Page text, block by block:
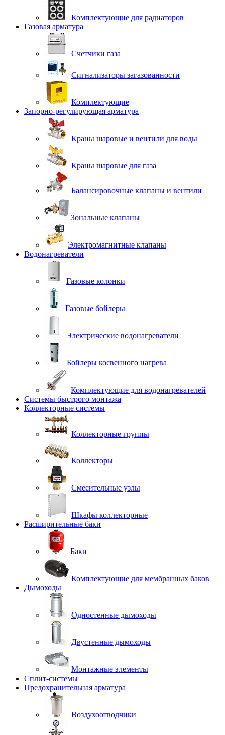
Комплектующие для радиаторов
Газовая арматура
Счетчики газа
Сигнализаторы загазованности
Комплектующие
Запорно-регулирующая арматура
Краны шаровые и вентили для воды
Краны шаровые для газа
Балансировочные клапаны и вентили
Зональные клапаны
Электромагнитные клапаны
Водонагреватели
Газовые колонки
Газовые бойлеры
Электрические водонагреватели
Бойлеры косвенного нагрева
Комплектующие для водонагревателей
Системы быстрого монтажа
Коллекторные системы
Коллекторные группы
Коллекторы
Смесительные узлы
Шкафы коллекторные
Расширительные баки
Баки
Комплектующие для мембранных баков
Дымоходы
Одностенные дымоходы
Двустенные дымоходы
Монтажные элементы
Сплит-системы
Предохранительная арматура
Воздухоотводчики